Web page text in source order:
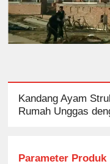
Kandang Ayam
Rumah Unggas
Parameter Produk